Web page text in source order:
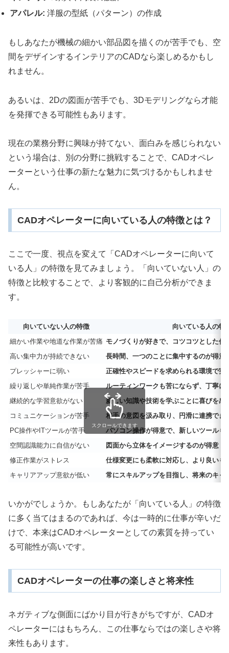
アパレル: 洋服の型紙（パターン）の作成
もしあなたが機械の細かい部品図を描くのが苦手でも、空
間をデザインするインテリアのCADなら楽しめるかもし
れません。
あるいは、2Dの図面が苦手でも、3Dモデリングなら才能
を発揮できる可能性もあります。
現在の業務分野に興味が持てない、面白みを感じられない
という場合は、別の分野に挑戦することで、CADオペレ
ーターという仕事の新たな魅力に気づけるかもしれませ
ん。
CADオペレーターに向いている人の特徴とは？
ここで一度、視点を変えて「CADオペレーターに向いて
いる人」の特徴を見てみましょう。「向いていない人」の
特徴と比較することで、より客観的に自己分析ができま
す。
向いていない人の特徴
向いている人の特
細かい作業や地道な作業が苦痛 モノづくりが好きで、コツコツとした作
高い集中力が持続できない
長時間、一つのことに集中するのが得意
プレッシャーに弱い
正確性やスピードを求められる環境で実
繰り返しや単純作業が苦手
ルーティンワークも苦にならず、丁寧に
継続的な学習意欲がない
新しい知識や技術を学ぶことに喜びを感
コミュニケーションが苦手
相手の意図を汲み取り、円滑に連携でき
PC操作やITツールが苦手
パソコン操作が得意で、新しいツールも
空間認識能力に自信がない
図面から立体をイメージするのが得意
修正作業がストレス
仕様変更にも柔軟に対応し、より良いも
キャリアアップ意欲が低い
常にスキルアップを目指し、将来のキャ
スクロールできます
いかがでしょうか。もしあなたが「向いている人」の特徴
に多く当てはまるのであれば、今は一時的に仕事が辛いだ
けで、本来はCADオペレーターとしての素質を持ってい
る可能性が高いです。
CADオペレーターの仕事の楽しさと将来性
ネガティブな側面にばかり目が行きがちですが、CADオ
ペレーターにはもちろん、この仕事ならではの楽しさや将
来性もあります。